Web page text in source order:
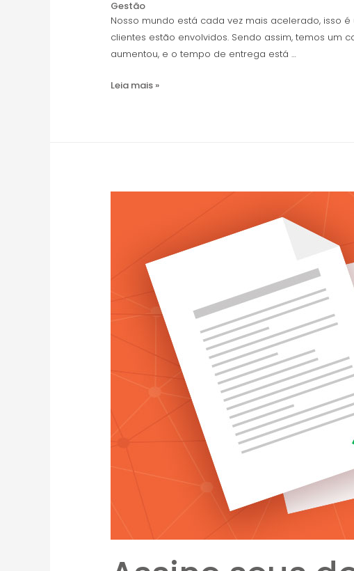
Gestão
Nosso mundo está cada vez mais acelerado, isso
clientes estão envolvidos. Sendo assim, temos
aumentou, e o tempo de entrega está …
Leia mais »